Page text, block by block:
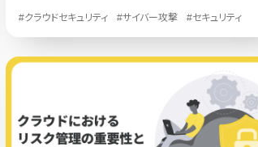
#クラウドセキュリティ #サイバー攻撃 #セキュリティ